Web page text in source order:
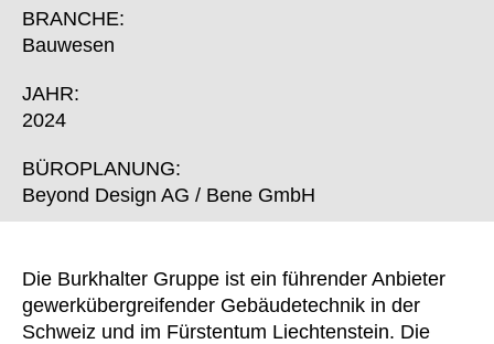
Finnland
Frankreich
Griechenland
Guinea(GN)
Hongkong(HK)
Iran (IR)
Irland (IE)
BRANCHE:
Bauwesen
JAHR:
2024
BÜROPLANUNG:
Beyond Design AG / Bene GmbH
Die Burkhalter Gruppe ist ein führender Anbieter
gewerkübergreifender Gebäudetechnik in der
Schweiz und im Fürstentum Liechtenstein. Die